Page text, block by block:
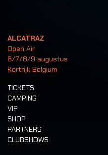
ALCATRAZ
Open Air
6/7/8/9 augustus
Kortrijk Belgium
TICKETS
CAMPING
VIP
SHOP
PARTNERS
CLUBSHOWS